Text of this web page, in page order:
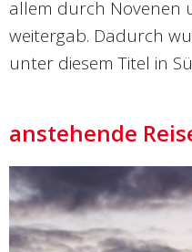
allem durch Novenen
weitergab. Dadurch
unter diesem Titel in
anstehende